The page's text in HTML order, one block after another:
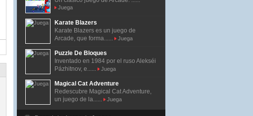
Juega
Karate Blazers
Karate Blazers es un juego de
Arcade, que forma......
Juega
Puzzle De Bloques
Inventado en 1984 por el ruso Alekséi
Pázhitnov, e......
Juega
Magical Cat Adventure
Redescubre Magical Cat Adventure,
un juego de la......
Juega